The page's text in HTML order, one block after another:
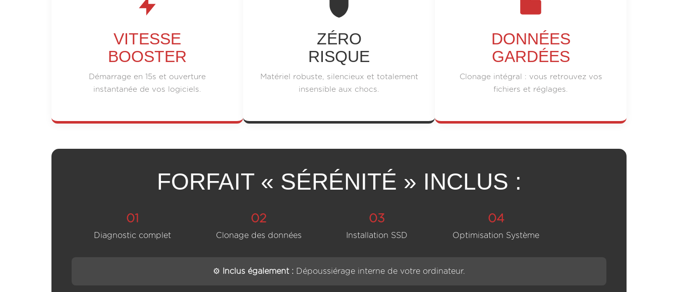
VITESSE
BOOSTER
Démarrage en 15s et ouverture
instantanée de vos logiciels.
ZÉRO
RISQUE
Matériel robuste, silencieux et totalement
insensible aux chocs.
DONNÉES
GARDÉES
Clonage intégral : vous retrouvez vos
fichiers et réglages.
FORFAIT « SÉRÉNITÉ » INCLUS :
01
Diagnostic complet
02
Clonage des données
03
Installation SSD
04
Optimisation Système
⚙️ Inclus également : Dépoussiérage interne de votre ordinateur.